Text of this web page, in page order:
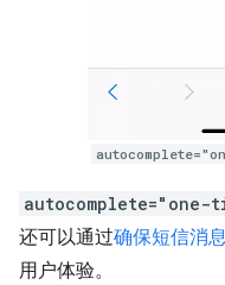
autocomplete="one-
还可以通过确保短信消
用户体验。